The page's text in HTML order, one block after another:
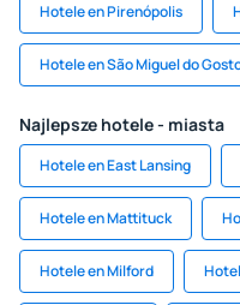
Hotele en Pirenópolis
Hotele en São Miguel do
Najlepsze hotele - miasta
Hotele en East Lansing
Hotele en Mattituck
Hotele en Milford